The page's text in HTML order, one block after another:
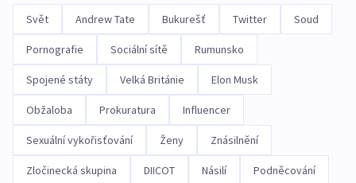
Svět Andrew Tate Bukurešť Twitter Soud
Pornografie Sociální sítě Rumunsko
Spojené státy Velká Británie Elon Musk
Obžaloba Prokuratura Influencer
Sexuální vykořisťování Ženy Znásilnění
Zločinecká skupina DIICOT Násilí Podněcování